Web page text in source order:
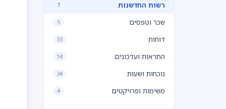
רשות החדשנות 7
שכר וטפסים 5
דוחות 33
התראות ועדכונים 14
נוכחות ושעות 34
משימות ופרויקטים 4